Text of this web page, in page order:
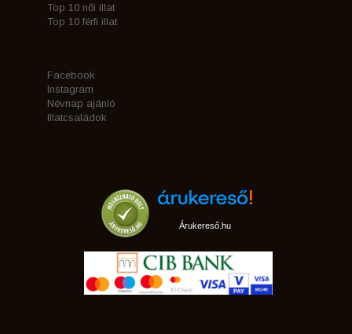
Top 10 női illat
Top 10 férfi illat
Facebook
Instagram
Névnap ajánló
Illatcsaládok
Árukereső.hu